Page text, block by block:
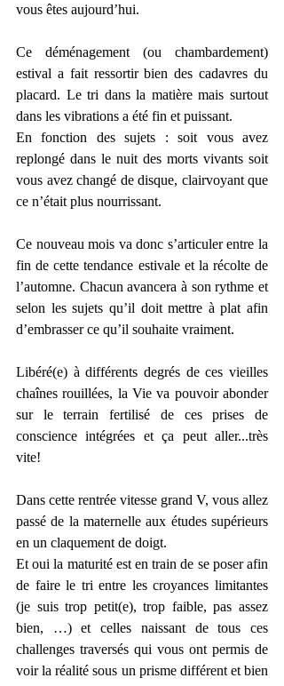
vous êtes aujourd’hui.
Ce déménagement (ou chambardement)
estival a fait ressortir bien des cadavres du
placard. Le tri dans la matière mais surtout
dans les vibrations a été fin et puissant.
En fonction des sujets : soit vous avez
replongé dans le nuit des morts vivants soit
vous avez changé de disque, clairvoyant que
ce n’était plus nourrissant.
Ce nouveau mois va donc s’articuler entre la
fin de cette tendance estivale et la récolte de
l’automne. Chacun avancera à son rythme et
selon les sujets qu’il doit mettre à plat afin
d’embrasser ce qu’il souhaite vraiment.
Libéré(e) à différents degrés de ces vieilles
chaînes rouillées, la Vie va pouvoir abonder
sur le terrain fertilisé de ces prises de
conscience intégrées et ça peut aller...très
vite!
Dans cette rentrée vitesse grand V, vous allez
passé de la maternelle aux études supérieurs
en un claquement de doigt.
Et oui la maturité est en train de se poser afin
de faire le tri entre les croyances limitantes
(je suis trop petit(e), trop faible, pas assez
bien, …) et celles naissant de tous ces
challenges traversés qui vous ont permis de
voir la réalité sous un prisme différent et bien